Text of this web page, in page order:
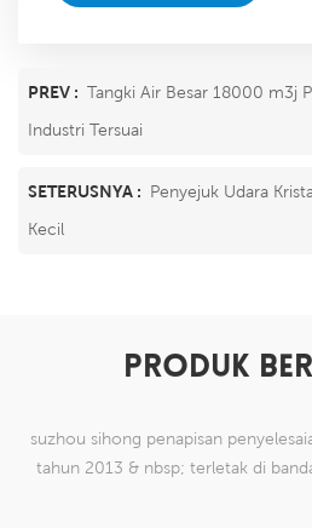
PREV : Tangki Air Besar 18000 m3j
Industri Tersuai
SETERUSNYA : Penyejuk Udara
Kecil
PRODUK
suzhou sihong penapisan
tahun 2013 & nbsp; terletak di